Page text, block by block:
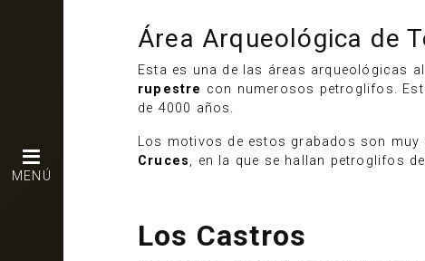
MENÚ
Área Arqueológica de
Esta es una de las áreas arqueológicas
rupestre con numerosos petroglifos.
de 4000 años.
Los motivos de estos grabados son
Cruces, en la que se hallan petroglifos
Los Castros